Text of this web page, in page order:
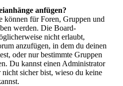
anfügen?
können für Foren, Gruppen und
werden. Die Board-
nicht erlaubt,
anzufügen, in dem du deinen
oder nur bestimmte Gruppen
Du kannst einen Administrator
sicher bist, wieso du keine